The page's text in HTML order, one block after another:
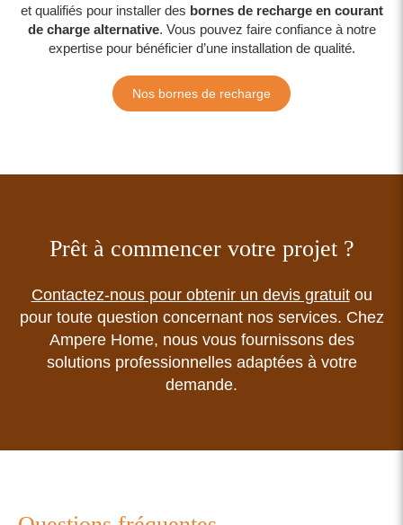
et qualifiés pour installer des bornes de recharge en courant
de charge alternative. Vous pouvez faire confiance à notre
expertise pour bénéficier d’une installation de qualité.
Nos bornes de recharge
Prêt à commencer votre projet ?
Contactez-nous pour obtenir un devis gratuitou
pour toute question concernant nos services. Chez
Ampere Home, nous vous fournissons des
solutions professionnelles adaptées à votre
demande.